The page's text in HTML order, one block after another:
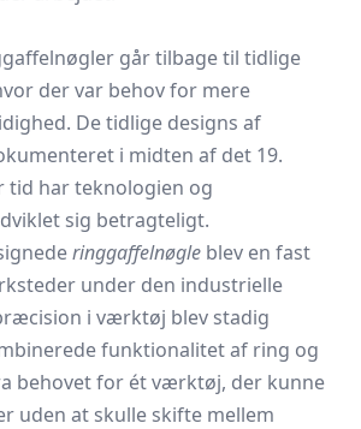
går tilbage til tidlige
der var behov for mere
De tidlige designs af
i midten af det 19.
tid har teknologien og
sig betragteligt.
ringgaffelnøgle blev en fast
under den industrielle
i værktøj blev stadig
funktionalitet af ring og
behovet for ét værktøj, der kunne
uden at skulle skifte mellem